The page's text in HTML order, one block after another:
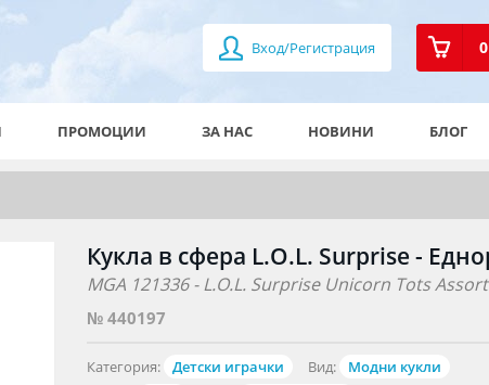
Вход/Регистрация 0
ПРОМОЦИИ ЗА НАС НОВИНИ БЛОГ
Кукла в сфера L.O.L. Surprise -
MGA 121336 - L.O.L. Surprise Unicorn Tots
№ 440197
Категория: Детски играчки Вид:
Модни кукли